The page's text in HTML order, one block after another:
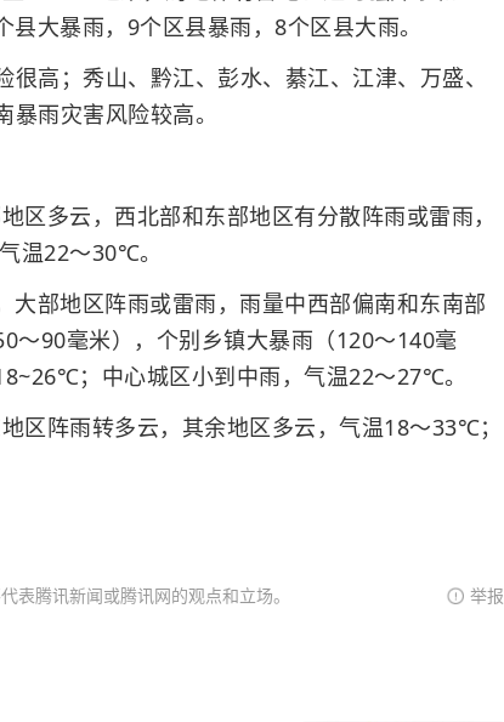
大暴雨，9个区县暴雨，8个区县大雨。
高；秀山、黔江、彭水、綦江、江津、万盛、
雨灾害风险较高。
多云，西北部和东部地区有分散阵雨或雷雨，
温22～30℃。
部地区阵雨或雷雨，雨量中西部偏南和东南部
～90毫米），个别乡镇大暴雨（120～140毫
；中心城区小到中雨，气温22～27℃。
区阵雨转多云，其余地区多云，气温18～33℃；
表腾讯新闻或腾讯网的观点和立场。 举报